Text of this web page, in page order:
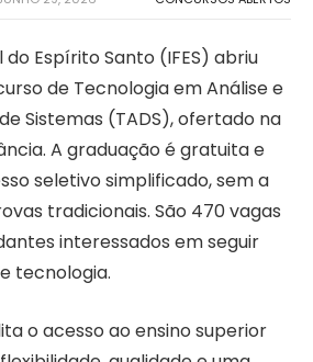
Espírito Santo (IFES) abriu
de Tecnologia em Análise e
Sistemas (TADS), ofertado na
A graduação é gratuita e
seletivo simplificado, sem a
tradicionais. São 470 vagas
interessados em seguir
tecnologia.
o acesso ao ensino superior